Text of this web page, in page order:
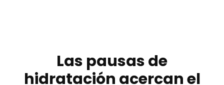
Las pausas de
hidratación acercan el